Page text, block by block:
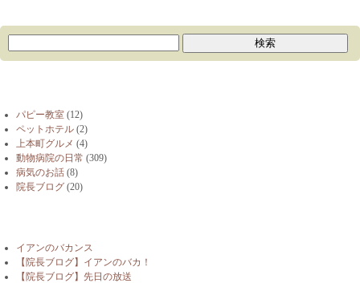
パピー教室 (12)
ペットホテル (2)
上本町グルメ (4)
動物病院の日常 (309)
病気のお話 (8)
院長ブログ (20)
イアンのバカンス
【院長ブログ】イアンのバカ！
【院長ブログ】先日の放送